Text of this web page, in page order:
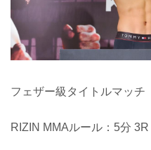
フェザー級タイトルマッチ
RIZIN MMAルール：5分 3R